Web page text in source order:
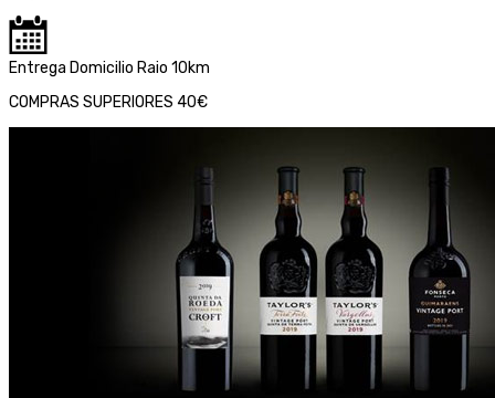
Entrega Domicilio Raio 10km
COMPRAS SUPERIORES 40€